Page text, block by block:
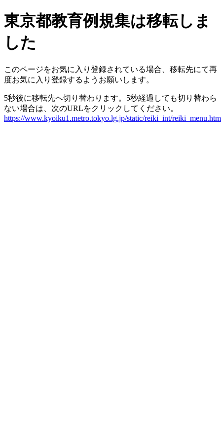
東京都教育例規集は移転しま
した
このページをお気に入り登録されている場合、移転先にて再
度お気に入り登録するようお願いします。
5秒後に移転先へ切り替わります。5秒経過しても切り替わら
ない場合は、次のURLをクリックしてください。
https://www.kyoiku1.metro.tokyo.lg.jp/static/reiki_int/